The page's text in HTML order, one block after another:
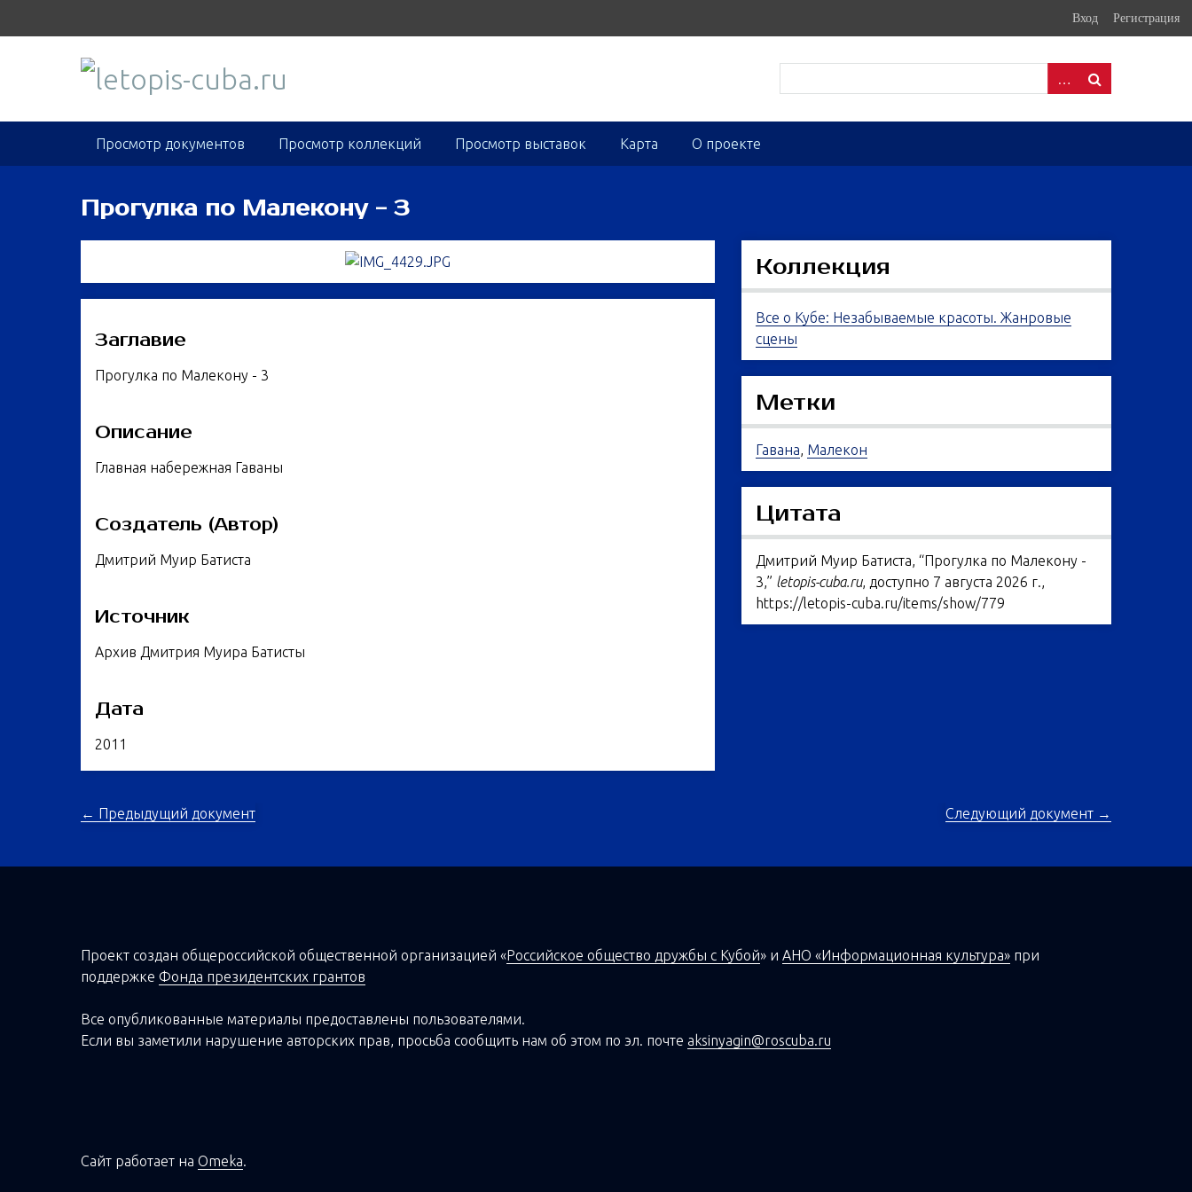
Вход Регистрация
Просмотр документов Просмотр коллекций Просмотр выставок Карта О проекте
Прогулка по Малекону - 3
Заглавие
Прогулка по Малекону - 3
Описание
Главная набережная Гаваны
Создатель (Автор)
Дмитрий Муир Батиста
Источник
Архив Дмитрия Муира Батисты
Дата
2011
Коллекция
Все о Кубе: Незабываемые красоты. Жанровые
сцены
Метки
Гавана, Малекон
Цитата
Дмитрий Муир Батиста, “Прогулка по Малекону -
3,” letopis-cuba.ru, доступно 7 августа 2026 г.,
https://letopis-cuba.ru/items/show/779
← Предыдущий документ Следующий документ →
Проект создан общероссийской общественной организацией«Российское общество дружбы с Кубой» иАНО «Информационная культура» при
поддержкеФонда президентских грантов
Все опубликованные материалы предоставлены пользователями.
Если вы заметили нарушение авторских прав, просьба сообщить нам об этом по эл. почте aksinyagin@roscuba.ru
Сайт работает наOmeka.